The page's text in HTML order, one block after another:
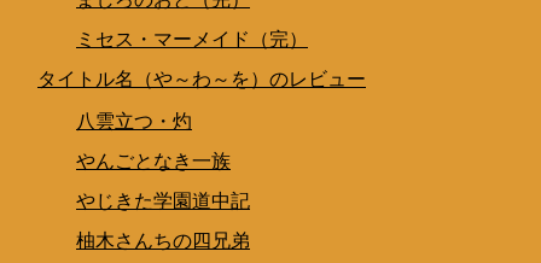
ミセス・マーメイド（完）
タイトル名（や～わ～を）のレビュー
八雲立つ・灼
やんごとなき一族
やじきた学園道中記
柚木さんちの四兄弟